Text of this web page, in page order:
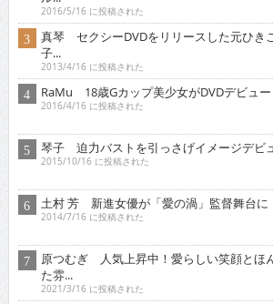
2016/5/16 に投稿された
真琴 セクシーDVDをリリースした元ひき
子...
2013/4/16 に投稿された
RaMu 18歳Gカップ美少女がDVDデビュー
2016/4/16 に投稿された
琴子 迫力バストを引っさげイメージデビ
2015/10/16 に投稿された
土村 芳 新進女優が「愛の渦」監督舞台に
2014/7/16 に投稿された
原つむぎ 人気上昇中！愛らしい笑顔とほ
た雰...
2021/3/16 に投稿された